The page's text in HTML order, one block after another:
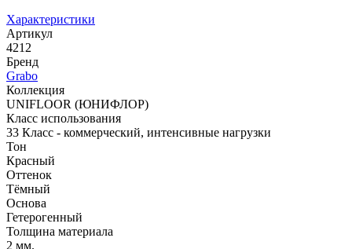
Характеристики
Артикул
4212
Бренд
Grabo
Коллекция
UNIFLOOR (ЮНИФЛОР)
Класс использования
33 Класс - коммерческий, интенсивные нагрузки
Тон
Красный
Оттенок
Тёмный
Основа
Гетерогенный
Толщина материала
2 мм.